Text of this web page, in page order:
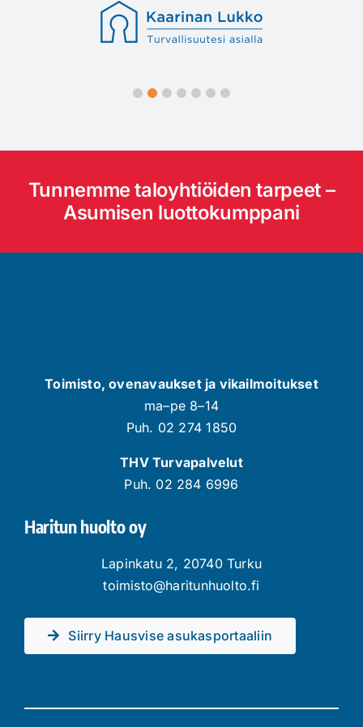
Tunnemme taloyhtiöiden tarpeet –
Asumisen luottokumppani
Haritun huolto oy
Lapinkatu 2, 20740 Turku
toimisto@haritunhuolto.fi
Siirry Hausvise asukasportaaliin
Toimisto, ovenavaukset ja vikailmoitukset
ma–pe 8–14
Puh. 02 274 1850
THV Turvapalvelut
Puh. 02 284 6996